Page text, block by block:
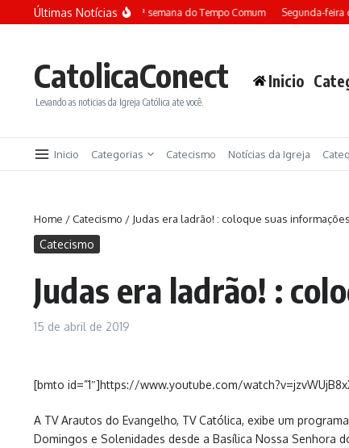
Ir para o conteúdo
Últimas Notícias
Terça-feira da 13ª semana do Tempo Comum Segunda-feira
CatolicaConect
Levando as noticias da Igreja Católica ate você.
Inicio
Inicio Categorias Catecismo Notícias da Igreja
Home /Catecismo / Judas era ladrão! : coloque suas
Catecismo
Judas era ladrão! :
15 de abril de 2019
[bmto id=”1″]https://www.youtube.com/
A TV Arautos do Evangelho, TV Católica, exibe um
Domingos e Solenidades desde a Basílica Nossa Senhora